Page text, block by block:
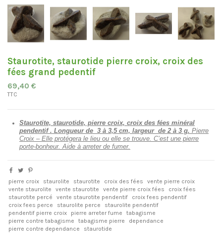
Staurotite, staurotide pierre croix, croix des
fées grand pedentif
69,40 €
TTC
Staurotite, staurotide, pierre croix, croix des fées minéral
pendentif . Longueur de 3 à 3,5 cm, largeur de 2 à 3 g. Pierre
Croix – Elle protégera le lieu ou elle se trouve. C’est une pierre
porte-bonheur. Aide à arreter de fumer.
pierre croix staurolite staurotite croix des fées
vente pierre croix
vente staurolite
vente staurotite vente pierre croix fées
croix fées
staurotite percé
vente staurotite pendentif
croix fees pendentif
croix fees perce
staurolite perce
staurolite pendentif
pendentif pierre croix
pierre arreter fume
tabagisme
pierre contre tabagisme
tabagisme pierre
dependance
pierre contre dependance
staurotide